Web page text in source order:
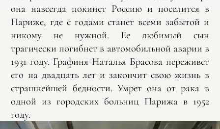
она навсегда покинет Россию и поселится в
Париже, где с годами станет всеми забытой и
никому не нужной. Ее любимый сын
трагически погибнет в автомобильной аварии в
1931 году. Графиня Наталья Брасова переживет
его на двадцать лет и закончит свою жизнь в
страшнейшей бедности. Умрет она от рака в
одной из городских больниц Парижа в 1952
году.